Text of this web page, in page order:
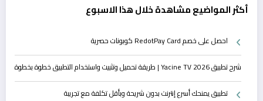
أكثر المواضيع مشاهدة خلال هذا الاسبوع
احصل على خصم RedotPay Card كوبونات حصرية
شرح تطبيق Yacine TV 2026 | طريقة تحميل وتثبيت واستخدام التطبيق خطوة بخطوة
تطبيق يمنحك أسرع إنترنت بدون شريحة وبأقل تكلفة مع تجريبة